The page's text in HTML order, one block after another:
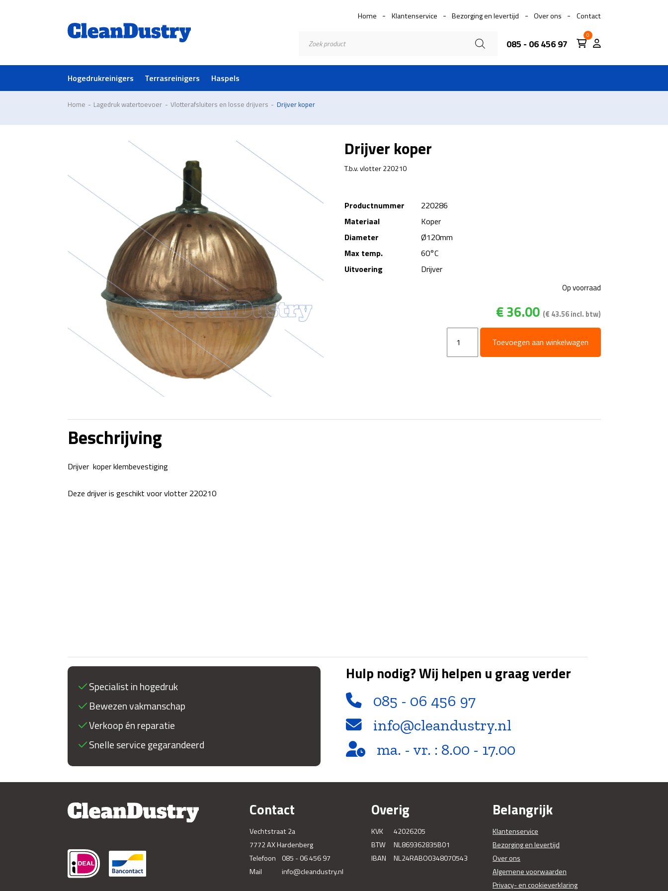
Home Klantenservice Bezorging en levertijd Over ons Contact
zoeken 085 - 06 456 97
0
Hogedrukreinigers Terrasreinigers Haspels
Home - Lagedruk watertoevoer - Vlotterafsluiters en losse drijvers - Drijver koper
Drijver koper
T.b.v. vlotter 220210
Productnummer
220286
Materiaal
Koper
Diameter
Ø120mm
Max temp.
60°C
Uitvoering
Drijver
€36.00 (€ 43.56incl. btw)
Op voorraad
koper
aantal
Toevoegen aan winkelwagen
Beschrijving
Drijver koper klembevestiging
Deze drijver is geschikt voor vlotter 220210
Specialist in hogedruk
Bewezen vakmanschap
Verkoop én reparatie
Snelle service gegarandeerd
Hulp nodig? Wij helpen u graag verder
085 - 06 456 97
info@cleandustry.nl
ma. - vr. : 8.00 - 17.00
Contact
Vechtstraat 2a
7772 AX Hardenberg
Telefoon 085 - 06 456 97
Mail
info@cleandustry.nl
Overig
KVK
42026205
BTW
NL869362835B01
IBAN
NL24RABO0348070543
Belangrijk
Klantenservice
Bezorging en levertijd
Over ons
Algemene voorwaarden
Privacy- en cookieverklaring